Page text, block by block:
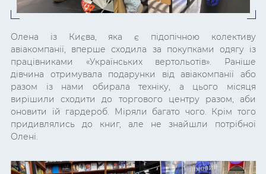
Олена із Києва, яка є підопічною колективу
авіакомпанії, вперше сходила за покупками одягу із
працівниками «Українських вертольотів». Раніше
дівчина отримувала подарунки від авіакомпанії або
разом із нами обирала техніку, а цього місяця
вирішили сходити до торгового центру разом, аби
оновити їй гардероб. Міряли багато чого. Крім того
придивлялись до книг, але не знайшли потрібної
Олені.